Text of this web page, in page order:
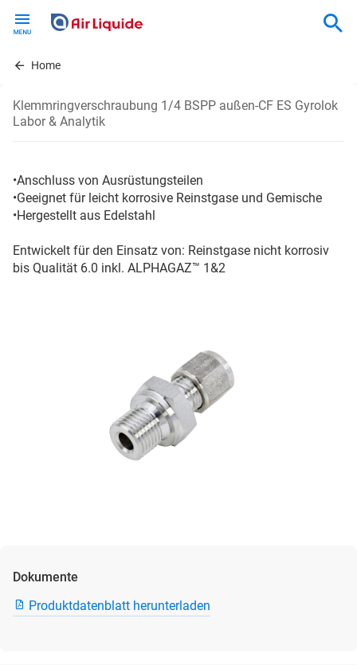
contentHome
Klemmringverschraubung 1/4 BSPP außen-CF ES Gyrolok
Labor & Analytik
•Anschluss von Ausrüstungsteilen
•Geeignet für leicht korrosive Reinstgase und Gemische
•Hergestellt aus Edelstahl
Entwickelt für den Einsatz von: Reinstgase nicht korrosiv
bis Qualität 6.0 inkl. ALPHAGAZ™ 1&2
Dokumente
Produktdatenblatt herunterladen